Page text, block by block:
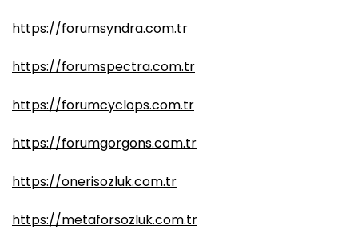
https://forumsyndra.com.tr
https://forumspectra.com.tr
https://forumcyclops.com.tr
https://forumgorgons.com.tr
https://onerisozluk.com.tr
https://metaforsozluk.com.tr